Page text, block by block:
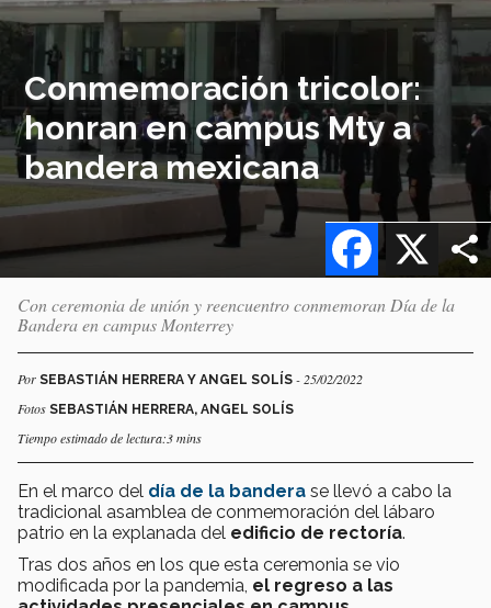
Conmemoración tricolor:
honran en campus Mty a
bandera mexicana
X
Facebook
Con ceremonia de unión y reencuentro conmemoran Día de la
Bandera en campus Monterrey
Por SEBASTIÁN HERRERA Y ANGEL SOLÍS - 25/02/2022
Fotos SEBASTIÁN HERRERA, ANGEL SOLÍS
Tiempo estimado de lectura:3 mins
En el marco del día de la bandera se llevó a cabo la
tradicional asamblea de conmemoración del lábaro
patrio en la explanada del edificio de rectoría.
Tras dos años en los que esta ceremonia se vio
modificada por la pandemia, el regreso a las